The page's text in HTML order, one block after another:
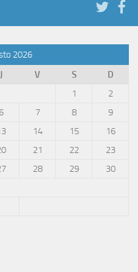
2026
J V S D
1
2
6 7 8
9
14 15
16
21 22
23
28 29
30